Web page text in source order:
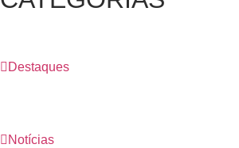
Destaques
Notícias